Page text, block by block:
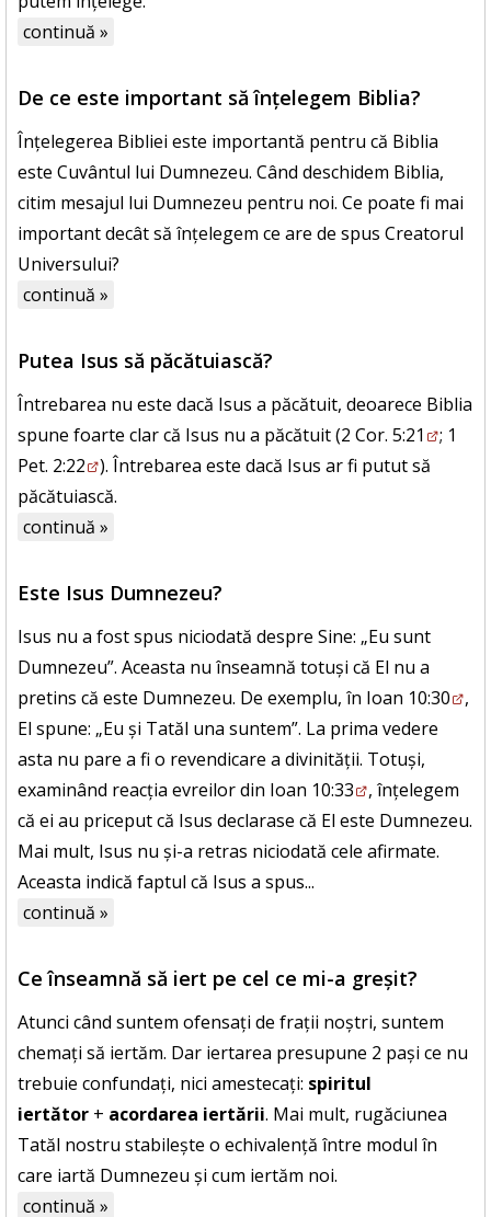
continuă »
De ce este important să înțelegem Biblia?
Înțelegerea Bibliei este importantă pentru că Biblia
este Cuvântul lui Dumnezeu. Când deschidem Biblia,
citim mesajul lui Dumnezeu pentru noi. Ce poate fi mai
important decât să înțelegem ce are de spus Creatorul
Universului?
continuă »
Putea Isus să păcătuiască?
Întrebarea nu este dacă Isus a păcătuit, deoarece Biblia
spune foarte clar că Isus nu a păcătuit (2 Cor. 5:21 ; 1
Pet. 2:22
). Întrebarea este dacă Isus ar fi putut să
păcătuiască.
continuă »
Este Isus Dumnezeu?
Isus nu a fost spus niciodată despre Sine: „Eu sunt
Dumnezeu”. Aceasta nu înseamnă totuși că El nu a
pretins că este Dumnezeu. De exemplu, în Ioan 10:30
,
El spune: „Eu și Tatăl una suntem”. La prima vedere
asta nu pare a fi o revendicare a divinității. Totuși,
examinând reacția evreilor din Ioan 10:33
, înțelegem
că ei au priceput că Isus declarase că El este Dumnezeu.
Mai mult, Isus nu și-a retras niciodată cele afirmate.
Aceasta indică faptul că Isus a spus...
continuă »
Ce înseamnă să iert pe cel ce mi-a greșit?
Atunci când suntem ofensați de frații noștri, suntem
chemați să iertăm. Dar iertarea presupune 2 pași ce nu
trebuie confundați, nici amestecați: spiritul
iertător + acordarea iertării. Mai mult, rugăciunea
Tatăl nostru stabilește o echivalență între modul în
care iartă Dumnezeu și cum iertăm noi.
continuă »